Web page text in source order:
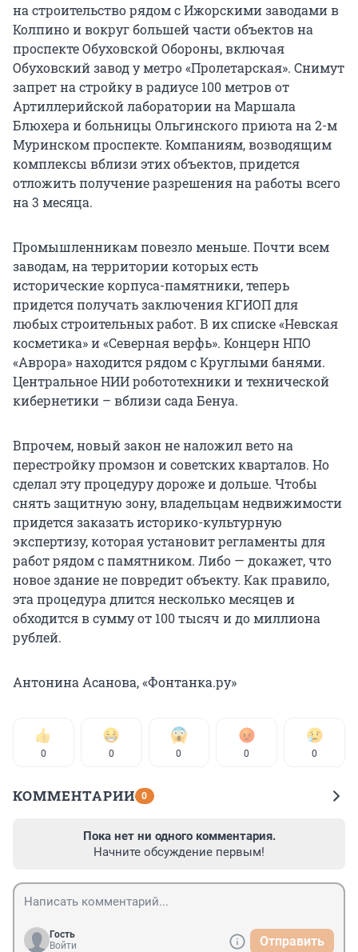
на строительство рядом с Ижорскими заводами в
Колпино и вокруг большей части объектов на
проспекте Обуховской Обороны, включая
Обуховский завод у метро «Пролетарская». Снимут
запрет на стройку в радиусе 100 метров от
Артиллерийской лаборатории на Маршала
Блюхера и больницы Ольгинского приюта на 2-м
Муринском проспекте. Компаниям, возводящим
комплексы вблизи этих объектов, придется
отложить получение разрешения на работы всего
на 3 месяца.
Промышленникам повезло меньше. Почти всем
заводам, на территории которых есть
исторические корпуса-памятники, теперь
придется получать заключения КГИОП для
любых строительных работ. В их списке «Невская
косметика» и «Северная верфь». Концерн НПО
«Аврора» находится рядом с Круглыми банями.
Центральное НИИ робототехники и технической
кибернетики – вблизи сада Бенуа.
Впрочем, новый закон не наложил вето на
перестройку промзон и советских кварталов. Но
сделал эту процедуру дороже и дольше. Чтобы
снять защитную зону, владельцам недвижимости
придется заказать историко-культурную
экспертизу, которая установит регламенты для
работ рядом с памятником. Либо — докажет, что
новое здание не повредит объекту. Как правило,
эта процедура длится несколько месяцев и
обходится в сумму от 100 тысяч и до миллиона
рублей.
Антонина Асанова, «Фонтанка.ру»
0 0 0 0 0
КОММЕНТАРИИ 0
Пока нет ни одного комментария.
Начните обсуждение первым!
Гость
Войти
Отправить